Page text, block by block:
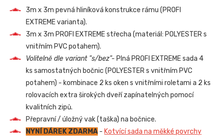
3m x 3m pevná hliníková konstrukce rámu (PROFI
EXTREME varianta).
3m x 3m PROFI EXTREME střecha (materiál: POLYESTER s
vnitřním PVC potahem).
Volitelně dle variant "s/bez"- Plná PROFI EXTREME sada 4
ks samostatných bočnic (POLYESTER s vnitřním PVC
potahem) - kombinace 2 ks oken s vnitřními roletami a 2 ks
rolovacích extra širokých dveří zapínatelných pomocí
kvalitních zipů.
Přepravní / úložný vak (taška) na bočnice.
NYNÍ DÁREK ZDARMA - Kotvící sada na měkké povrchy